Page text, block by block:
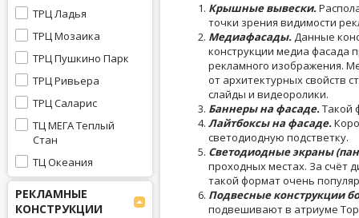
ТРЦ Ладья
ТРЦ Мозаика
ТРЦ Пушкино Парк
ТРЦ Ривьера
ТРЦ Саларис
ТЦ МЕГА Теплый
Стан
ТЦ Океания
РЕКЛАМНЫЕ
КОНСТРУКЦИИ
Крышные вывески.
точки зрения видимости
Медиафасады.Данные
конструкции медиа фасада
рекламного изображения.
от архитектурных свойств
слайды и видеоролики.
Баннеры на фасаде.Такой
Лайтбоксы на фасаде.
светодиодную подстветку.
Светодиодные экраны
проходных местах. За счёт
такой формат очень
Подвесные конструкции
подвешивают в атриуме